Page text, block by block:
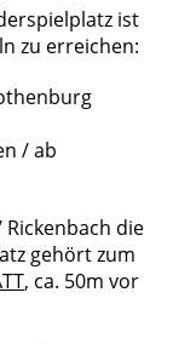
ist
zu erreichen:
/ ab
die
gehört zum
, ca. 50m vor